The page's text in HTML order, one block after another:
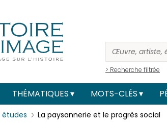
> Recherche filtrée
Main
navigation
THÉMATIQUES MOTS-CLÉS
études La paysannerie et le progrès social